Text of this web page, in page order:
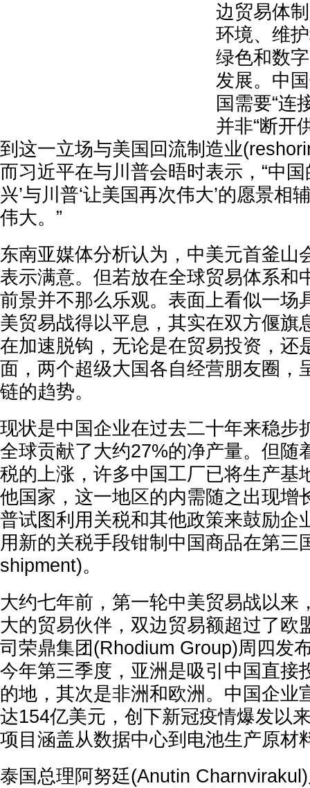
边贸易体
环境、维
绿色和数
发展。中
国需要“连
并非“断开
到这一立场与美国回流制造业
而习近平在与川普会晤时表示，“中国
兴’与川普‘让美国再次伟大’的愿景相
伟大。”
东南亚媒体分析认为，中美元首釜山
表示满意。但若放在全球贸易体系和
前景并不那么乐观。表面上看似一场
美贸易战得以平息，其实在双方偃旗
在加速脱钩，无论是在贸易投资，还
面，两个超级大国各自经营朋友圈，
链的趋势。
现状是中国企业在过去二十年来稳步
全球贡献了大约27%的净产量。但随
税的上涨，许多中国工厂已将生产基
他国家，这一地区的内需随之出现增
普试图利用关税和其他政策来鼓励企
用新的关税手段钳制中国商品在第三
shipment)。
大约七年前，第一轮中美贸易战以来
大的贸易伙伴，双边贸易额超过了欧
司荣鼎集团(Rhodium Group)周四发
今年第三季度，亚洲是吸引中国直接
的地，其次是非洲和欧洲。中国企业
达154亿美元，创下新冠疫情爆发以
项目涵盖从数据中心到电池生产原材
泰国总理阿努廷(Anutin